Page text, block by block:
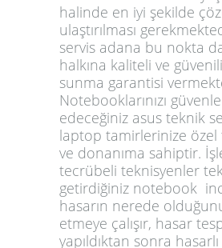
halinde en iyi şekilde
ulaştırılması
servis adana bu nokta
halkına kaliteli ve
sunma garantisi
Notebooklarınızı
edeceğiniz asus teknik
laptop tamirlerinize özel
ve donanıma sahiptir.
tecrübeli teknisyenler
getirdiğiniz notebook
hasarın nerede
etmeye çalışır, hasar
yapıldıktan sonra